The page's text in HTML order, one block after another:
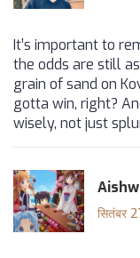
It’s important to
the odds are still
grain of sand on
gotta win, right?
wisely, not just
सितंबर